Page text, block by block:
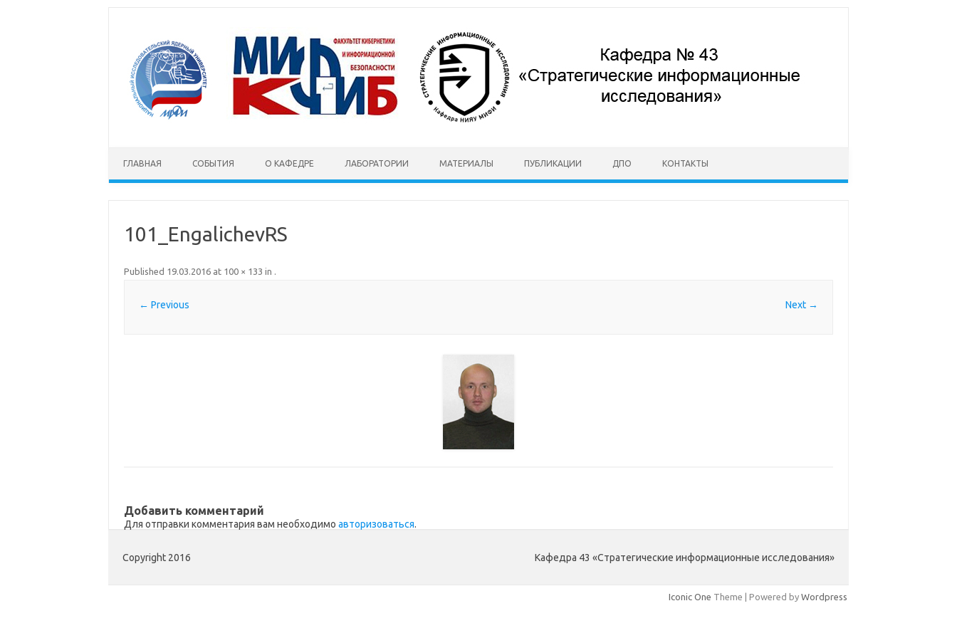
ГЛАВНАЯ СОБЫТИЯ О КАФЕДРЕ ЛАБОРАТОРИИ МАТЕРИАЛЫ ПУБЛИКАЦИИ ДПО КОНТАКТЫ
101_EngalichevRS
Published 19.03.2016at 100 × 133 in .
← Previous Next →
Добавить комментарий
Для отправки комментария вам необходимо авторизоваться.
Copyright 2016 Кафедра 43 «Стратегические информационные исследования»
Iconic One Theme | Powered by Wordpress